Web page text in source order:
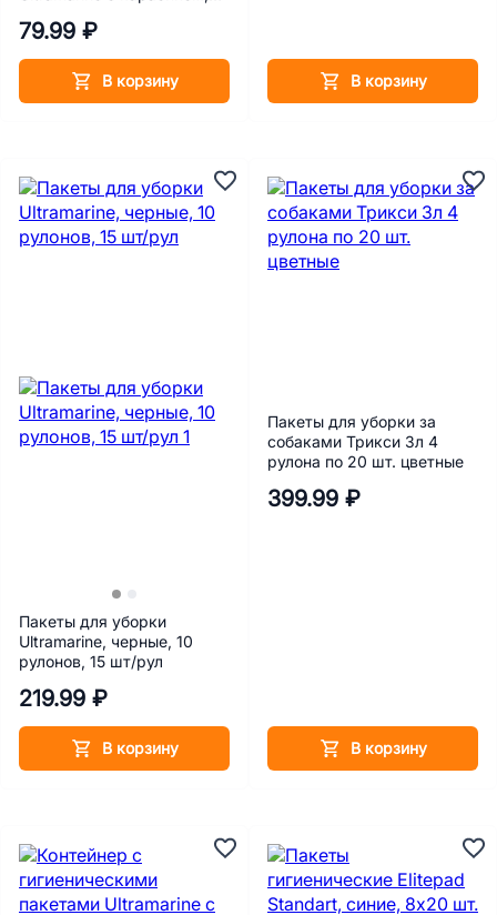
79.99 ₽
В корзину В корзину
Пакеты для уборки
Ultramarine, черные, 10
рулонов, 15 шт/рул
219.99 ₽
В корзину
Пакеты для уборки за
собаками Трикси 3л 4
рулона по 20 шт. цветные
399.99 ₽
В корзину